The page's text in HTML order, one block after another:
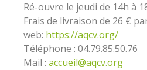
Ré-ouvre le jeudi de 14h à
Frais de livraison de 26 €
web: https://aqcv.org/
Téléphone : 04.79.85.50.76
Mail : accueil@aqcv.org